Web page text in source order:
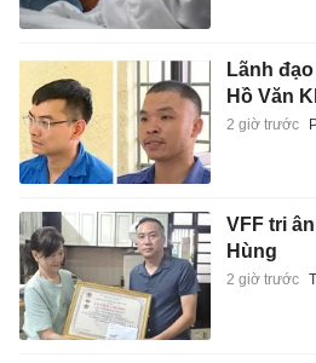
Lãnh
Hồ Văn
2 giờ trước
VFF tri
Hùng
2 giờ trước